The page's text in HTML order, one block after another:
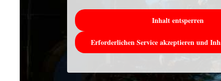
Inhalt entsperren
Erforderlichen Service akzeptieren und